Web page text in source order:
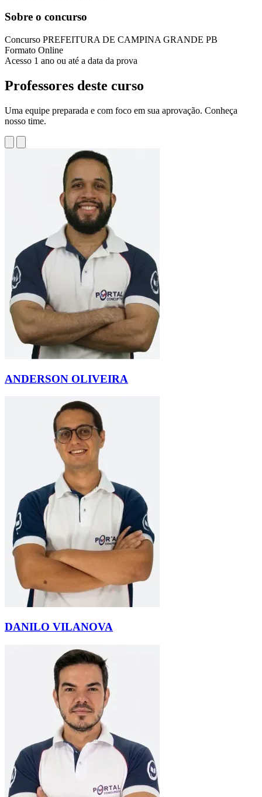
Sobre o concurso
Concurso PREFEITURA DE CAMPINA GRANDE PB
Formato Online
Acesso 1 ano ou até a data da prova
Professores deste curso
Uma equipe preparada e com foco em sua aprovação. Conheça
nosso time.
ANDERSON OLIVEIRA
DANILO VILANOVA